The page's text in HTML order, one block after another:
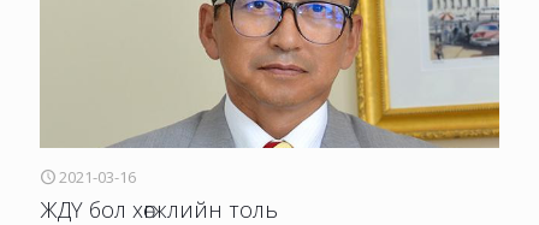
2021-03-16
ЖДҮ бол хөгжлийн толь